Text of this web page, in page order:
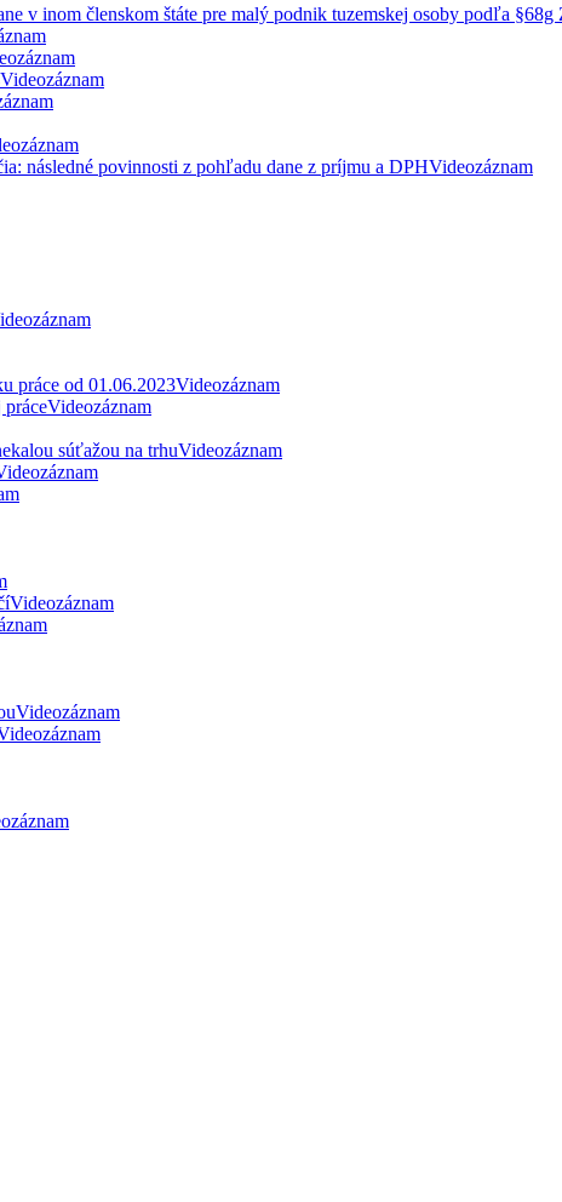
v inom členskom štáte pre malý podnik tuzemskej osoby podľa §68g
Videozáznam
následné povinnosti z pohľadu dane z príjmu a DPHVideozáznam
práce od 01.06.2023Videozáznam
Videozáznam
súťažou na trhuVideozáznam
Videozáznam
Videozáznam